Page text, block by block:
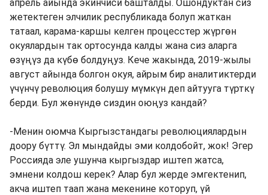
апрель айында экинчиси башталды. Ошондуктан сиз
жетектеген элчилик республикада болуп жаткан
татаал, карама-каршы келген процесстер жүргөн
окуялардын так ортосунда калды жана сиз аларга
өзүңүз да күбө болдуңуз. Кече жакында, 2019-жылы
август айында болгон окуя, айрым бир аналитиктерди
үчүнчү революция болушу мүмкүн деп айтууга түрткү
берди. Бул жөнүндө сиздин оюңуз кандай?
-Менин оюмча Кыргызстандагы революциялардын
доору бүттү. Эл мындайды эми колдобойт, жок! Эгер
Россияда эле ушунча кыргыздар иштеп жатса,
эмнени колдош керек? Алар бул жерде эмгектенип,
акча иштеп таап жана мекенине которуп, үй